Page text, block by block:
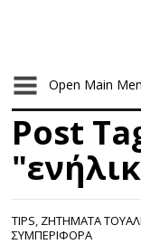
Open Main
Post
TIPS, ΖΗΤΉΜΑΤΑ
ΣΥΜΠΕΡΙΦΟΡΑ